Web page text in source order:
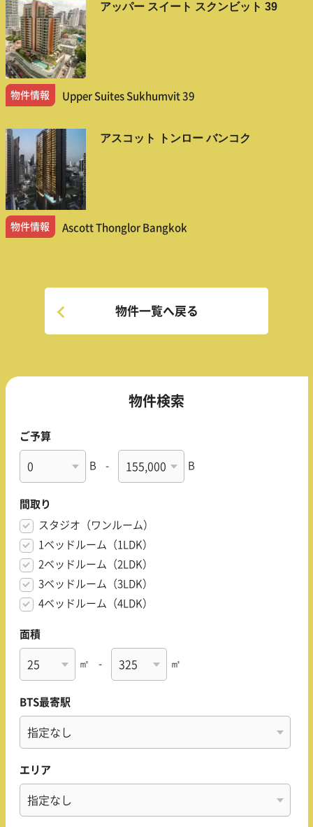
アッパー スイート スクンビット 39
物件情報 Upper Suites Sukhumvit 39
アスコット トンロー バンコク
物件情報 Ascott Thonglor Bangkok
物件一覧へ戻る
物件検索
ご予算
B - B
間取り
スタジオ（ワンルーム）
1ベッドルーム（1LDK）
2ベッドルーム（2LDK）
3ベッドルーム（3LDK）
4ベッドルーム（4LDK）
面積
㎡ - ㎡
BTS最寄駅
エリア